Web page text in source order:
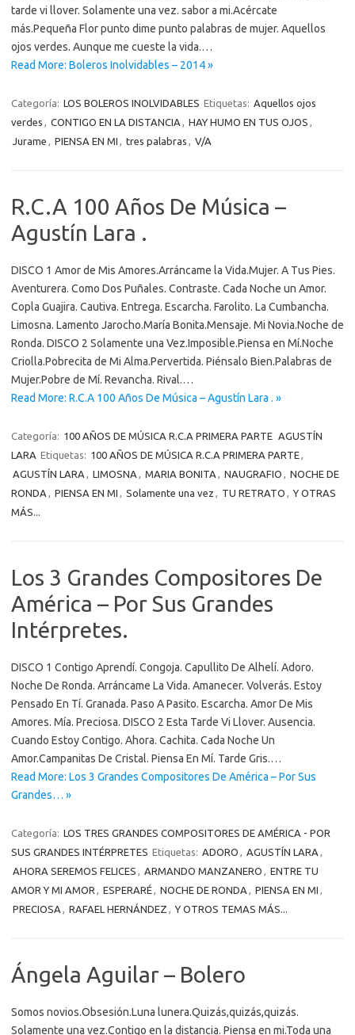
tarde vi llover. Solamente una vez. sabor a mi.Acércate
más.Pequeña Flor punto dime punto palabras de mujer. Aquellos
ojos verdes. Aunque me cueste la vida.…
Read More: Boleros Inolvidables – 2014 »
Categoría: LOS BOLEROS INOLVIDABLES Etiquetas: Aquellos ojos
verdes , CONTIGO EN LA DISTANCIA , HAY HUMO EN TUS OJOS ,
Jurame , PIENSA EN MI , tres palabras , V/A
R.C.A 100 Años De Música –
Agustín Lara .
DISCO 1 Amor de Mis Amores.Arráncame la Vida.Mujer. A Tus Pies.
Aventurera. Como Dos Puñales. Contraste. Cada Noche un Amor.
Copla Guajira. Cautiva. Entrega. Escarcha. Farolito. La Cumbancha.
Limosna. Lamento Jarocho.María Bonita.Mensaje. Mi Novia.Noche de
Ronda. DISCO 2 Solamente una Vez.Imposible.Piensa en Mí.Noche
Criolla.Pobrecita de Mi Alma.Pervertida. Piénsalo Bien.Palabras de
Mujer.Pobre de Mí. Revancha. Rival.…
Read More: R.C.A 100 Años De Música – Agustín Lara . »
Categoría: 100 AÑOS DE MÚSICA R.C.A PRIMERA PARTE AGUSTÍN
LARA Etiquetas: 100 AÑOS DE MÚSICA R.C.A PRIMERA PARTE,
AGUSTÍN LARA , LIMOSNA , MARIA BONITA , NAUGRAFIO , NOCHE DE
RONDA , PIENSA EN MI , Solamente una vez , TU RETRATO , Y OTRAS
MÁS...
Los 3 Grandes Compositores De
América – Por Sus Grandes
Intérpretes.
DISCO 1 Contigo Aprendí. Congoja. Capullito De Alhelí. Adoro.
Noche De Ronda. Arráncame La Vida. Amanecer. Volverás. Estoy
Pensado En Tí. Granada. Paso A Pasito. Escarcha. Amor De Mis
Amores. Mía. Preciosa. DISCO 2 Esta Tarde Vi Llover. Ausencia.
Cuando Estoy Contigo. Ahora. Cachita. Cada Noche Un
Amor.Campanitas De Cristal. Piensa En Mí. Tarde Gris.…
Read More: Los 3 Grandes Compositores De América – Por Sus
Grandes… »
Categoría: LOS TRES GRANDES COMPOSITORES DE AMÉRICA - POR
SUS GRANDES INTÉRPRETES Etiquetas: ADORO , AGUSTÍN LARA ,
AHORA SEREMOS FELICES , ARMANDO MANZANERO , ENTRE TU
AMOR Y MI AMOR , ESPERARÉ, NOCHE DE RONDA , PIENSA EN MI ,
PRECIOSA , RAFAEL HERNÁNDEZ , Y OTROS TEMAS MÁS...
Ángela Aguilar – Bolero
Somos novios.Obsesión.Luna lunera.Quizás,quizás,quizás.
Solamente una vez.Contigo en la distancia. Piensa en mi.Toda una